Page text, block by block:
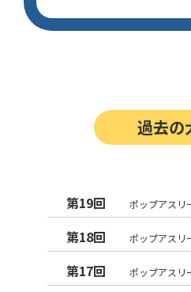
過去の
第19回 ポップアスリ
第18回 ポップアスリ
第17回 ポップアスリ